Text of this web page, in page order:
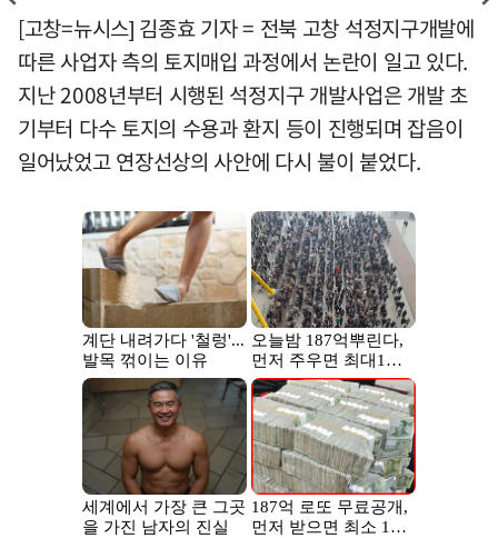
[고창=뉴시스] 김종효 기자 = 전북 고창 석정지구개발에
따른 사업자 측의 토지매입 과정에서 논란이 일고 있다.
지난 2008년부터 시행된 석정지구 개발사업은 개발 초
기부터 다수 토지의 수용과 환지 등이 진행되며 잡음이
일어났었고 연장선상의 사안에 다시 불이 붙었다.